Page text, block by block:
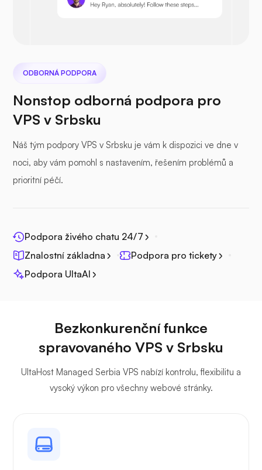
Seafile
ODBORNÁ PODPORA
Nonstop odborná podpora pro
VPS v Srbsku
Náš tým podpory VPS v Srbsku je vám k dispozici ve dne v
noci, aby vám pomohl s nastavením, řešením problémů a
prioritní péčí.
Podpora živého chatu 24/7
Znalostní základna
Podpora pro tickety
Podpora UltaAI
Bezkonkurenční funkce
spravovaného VPS v Srbsku
UltaHost Managed Serbia VPS nabízí kontrolu, flexibilitu a
vysoký výkon pro všechny webové stránky.